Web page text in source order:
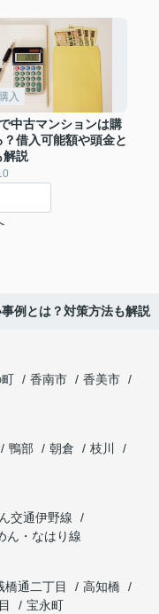
入
中古マンションは購
借入可能額や頭金と
解説
例とは？対策方法も解説
香南市
香美市
鴨部 朝倉
枝川
交通伊野線
ん・なはり線
橋通二丁目
高知橋
宝永町